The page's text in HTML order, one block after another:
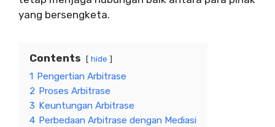
yang bersengketa.
Contents hide
1 Pengertian Arbitrase
2 Proses Arbitrase
3 Keuntungan Arbitrase
4 Perbedaan Arbitrase dengan Mediasi